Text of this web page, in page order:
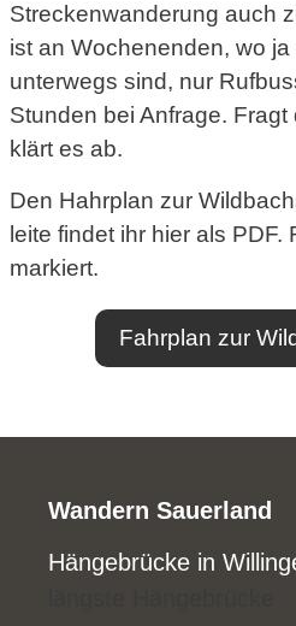
Streckenwanderung auch
ist an Wochenenden, wo
unterwegs sind, nur
Stunden bei Anfrage.
klärt es ab.
Den Hahrplan zur
leite findet ihr hier als
markiert.
Fahrplan zur
Wandern Sauerland
Hängebrücke in